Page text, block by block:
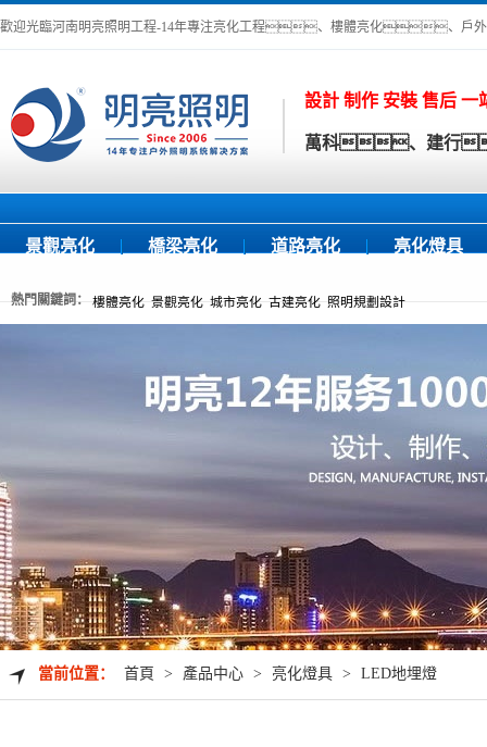
歡迎光臨河南明亮照明工程-14年專注亮化工程、樓體亮化、戶外
設計 制作 安裝 售后 一
萬科、建行
景觀亮化 橋梁亮化 道路亮化 亮化燈具
熱門關鍵詞：
當前位置： 首頁 > 產品中心 > 亮化燈具 > LED地埋燈